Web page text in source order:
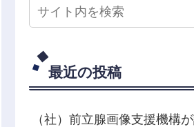
最近の投稿
（社）前立腺画像支援機構